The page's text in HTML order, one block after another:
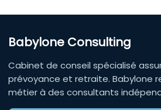
Babylone Consulting
Cabinet de conseil spécialisé
prévoyance et retraite. Babylone
métier à des consultants